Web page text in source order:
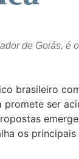
de Goiás, é
brasileiro
ser
os